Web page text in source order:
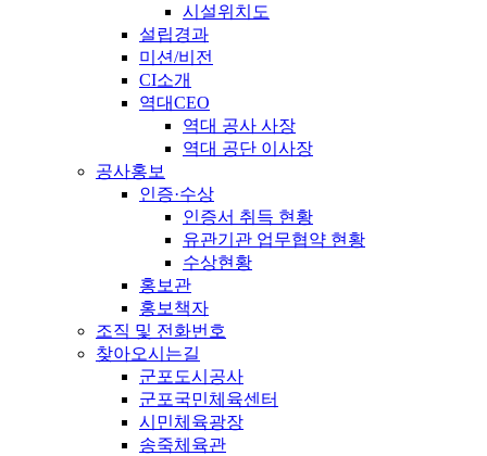
시설위치도
설립경과
미션/비전
CI소개
역대CEO
역대 공사 사장
역대 공단 이사장
공사홍보
인증·수상
인증서 취득 현황
유관기관 업무협약 현황
수상현황
홍보관
홍보책자
조직 및 전화번호
찾아오시는길
군포도시공사
군포국민체육센터
시민체육광장
송죽체육관